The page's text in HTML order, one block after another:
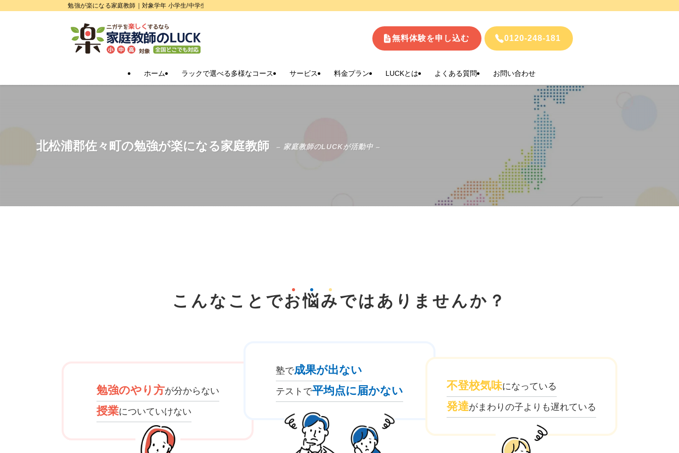
勉強が楽になる家庭教師｜対象学年 小学生/中学生/高校生
ホーム ラックで選べる多様なコース サービス 料金プラン LUCKとは よくある質問 お問い合わせ
無料体験を申し込む 0120-248-181
北松浦郡佐々町の勉強が楽になる家庭教師 – 家庭教師のLUCKが活動中 –
こんなことでお悩みでは ありませんか？
勉強のやり方が分からない
授業についていけない
塾で成果が出ない
テストで平均点に届かない 不登校気味になっている
発達がまわりの子よりも遅れている